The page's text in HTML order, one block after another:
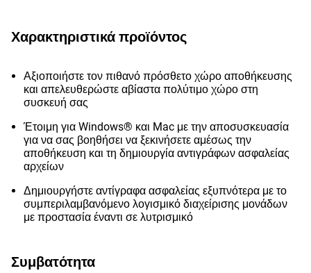
Χαρακτηριστικά προϊόντος
Αξιοποιήστε τον πιθανό πρόσθετο χώρο αποθήκευσης
και απελευθερώστε αβίαστα πολύτιμο χώρο στη
συσκευή σας
Έτοιμη για Windows® και Mac με την αποσυσκευασία
για να σας βοηθήσει να ξεκινήσετε αμέσως την
αποθήκευση και τη δημιουργία αντιγράφων ασφαλείας
αρχείων
Δημιουργήστε αντίγραφα ασφαλείας εξυπνότερα με το
συμπεριλαμβανόμενο λογισμικό διαχείρισης μονάδων
με προστασία έναντι σε λυτρισμικό
Συμβατότητα